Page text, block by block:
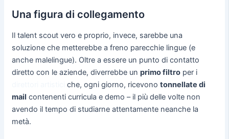
Una figura di collegamento
Il talent scout vero e proprio, invece, sarebbe una
soluzione che metterebbe a freno parecchie lingue (e
anche malelingue). Oltre a essere un punto di contatto
diretto con le aziende, diverrebbe un primo filtroper i
che, ogni giorno, ricevono tonnellate di
mail contenenti curricula e demo – il più delle volte non
avendo il tempo di studiarne attentamente neanche la
metà.